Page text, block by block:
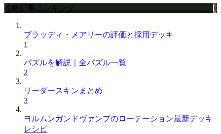
攻略記事ランキング
ブラッディ・メアリーの評価と採用デッキ
1
パズルを解説｜全パズル一覧
2
リーダースキンまとめ
3
ヨルムンガンドヴァンプのローテーション最新デッキ
レシピ